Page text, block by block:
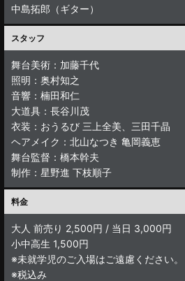
中島拓郎（ギター）
スタッフ
舞台美術：加藤千代
照明：奥村知之
音響：楠田和仁
大道具：長谷川茂
衣装：おうるび 三上全美、三田千晶
ヘアメイク：北山なつき 亀岡義恵
舞台監督：橋本幹夫
制作：星野進 下枝順子
料金
大人 前売り 2,500円 / 当日 3,000円
小中高生 1,500円
※未就学児のご入場はご遠慮ください。
※税込み